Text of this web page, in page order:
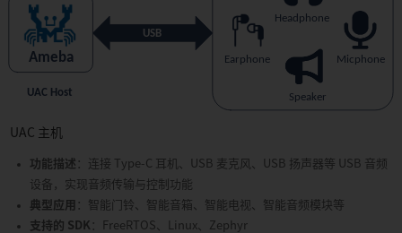
UAC 主机
功能描述 ：连接 Type-C 耳机、USB 麦克风、USB 扬声器等 USB 音频
设备，实现音频传输与控制功能
典型应用 ：智能门铃、智能音箱、智能电视、智能音频模块等
支持的 SDK ：FreeRTOS、Linux、Zephyr